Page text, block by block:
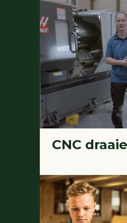
CNC